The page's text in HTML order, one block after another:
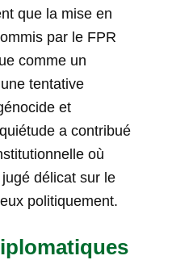
que la mise en
par le FPR
comme un
tentative
et
a contribué
où
délicat sur le
politiquement.